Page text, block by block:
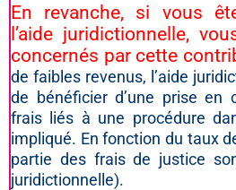
En revanche, si vous
l’aide juridictionnelle,
concernés par cette
de faibles revenus, l’aide
de bénéficier d’une prise en
frais liés à une procédure
impliqué. En fonction du taux
partie des frais de justice
juridictionnelle).